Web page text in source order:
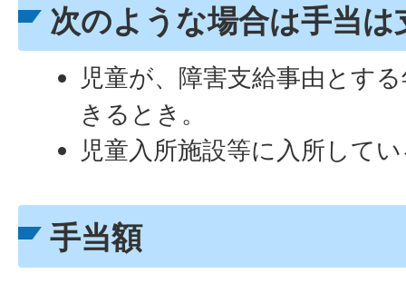
次のような場合は手当
児童が、障害支給事由とす
きるとき。
児童入所施設等に入所して
手当額